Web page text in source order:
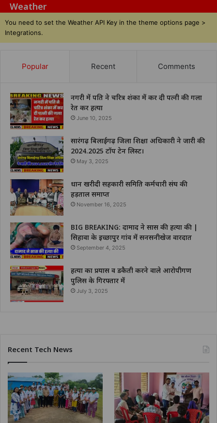
Weather
You need to set the Weather API Key in the theme options page >
Integrations.
Popular Recent Comments
नगरी में पति ने चरित्र शंका में कर दी पत्नी की गला
रेत कर हत्या
June 10, 2025
सारंगढ़ बिलाईगढ़ जिला शिक्षा अधिकारी ने जारी की
2024.2025 टॉप टेन लिस्ट।
May 3, 2025
धान खरीदी सहकारी समिति कर्मचारी संघ की
हड़ताल समाप्त
November 16, 2025
BIG BREAKING: दामाद ने सास की हत्या की |
सिहावा के इच्छापुर गांव में सनसनीखेज वारदात
September 4, 2025
हत्या का प्रयास व डकैती करने वाले आरोपीगण
पुलिस के गिरफ्तार में
July 3, 2025
Recent Tech News